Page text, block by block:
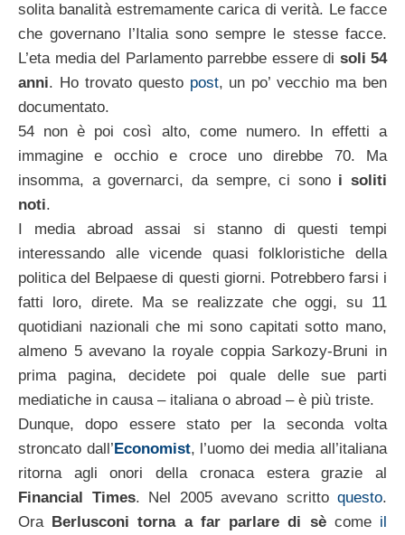
solita banalità estremamente carica di verità. Le facce
che governano l’Italia sono sempre le stesse facce.
L’eta media del Parlamento parrebbe essere di soli 54
anni. Ho trovato questo post, un po’ vecchio ma ben
documentato.
54 non è poi così alto, come numero. In effetti a
immagine e occhio e croce uno direbbe 70. Ma
insomma, a governarci, da sempre, ci sono i soliti
noti.
I media abroad assai si stanno di questi tempi
interessando alle vicende quasi folkloristiche della
politica del Belpaese di questi giorni. Potrebbero farsi i
fatti loro, direte. Ma se realizzate che oggi, su 11
quotidiani nazionali che mi sono capitati sotto mano,
almeno 5 avevano la royale coppia Sarkozy-Bruni in
prima pagina, decidete poi quale delle sue parti
mediatiche in causa – italiana o abroad – è più triste.
Dunque, dopo essere stato per la seconda volta
stroncato dall’Economist, l’uomo dei media all’italiana
ritorna agli onori della cronaca estera grazie al
Financial Times. Nel 2005 avevano scritto questo.
Ora Berlusconi torna a far parlare di sè come il